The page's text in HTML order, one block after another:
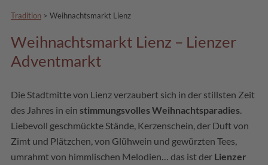
Tradition > Weihnachtsmarkt Lienz
Weihnachtsmarkt Lienz – Lienzer
Adventmarkt
Die Stadtmitte von Lienz verzaubert sich in der stillsten Zeit
des Jahres in ein stimmungsvolles Weihnachtsparadies
Liebevoll geschmückte Stände, Kerzenschein, der Duft von
Zimt und Plätzchen, von Glühwein und gewürzten Tees,
umrahmt von himmlischen Melodien… das ist der Lienzer